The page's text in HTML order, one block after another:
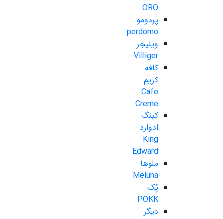
ORO
پردومو
perdomo
ویلیجر
Villiger
کافه
کریم
Cafe
Creme
کینگ
ادوارد
King
Edward
ملوها
Meluha
پُک
POKK
دیگر